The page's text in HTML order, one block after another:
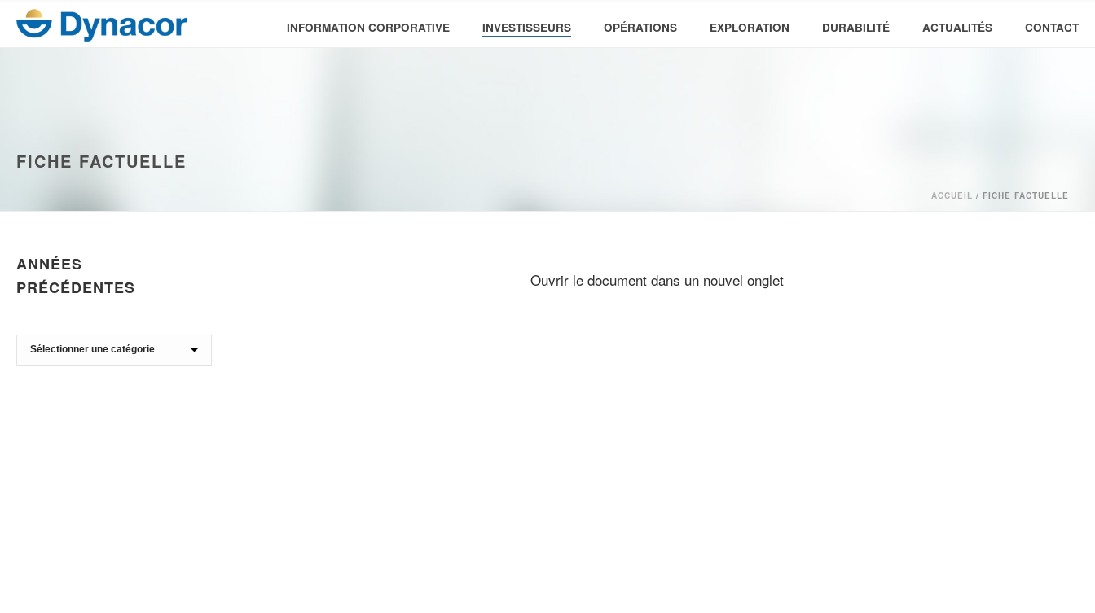
INFORMATION CORPORATIVE INVESTISSEURS OPÉRATIONS EXPLORATION DURABILITÉ ACTUALITÉS CONTACT
FICHE FACTUELLE
ACCUEIL / FICHE FACTUELLE
Ouvrir le document dans un nouvel onglet
ANNÉES
PRÉCÉDENTES